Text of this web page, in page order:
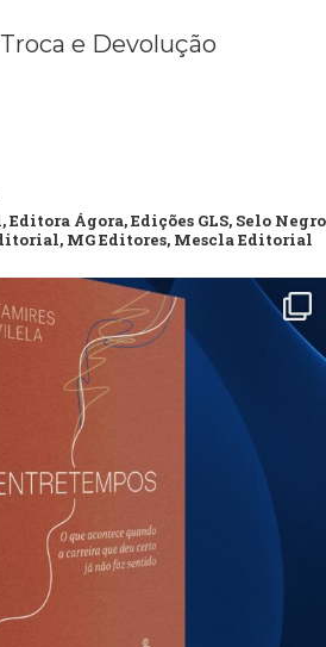
e Devolução
Ágora, Edições GLS, Selo Negro
MG Editores, Mescla Editorial